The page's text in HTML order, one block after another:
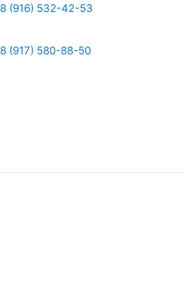
8 (916) 532-42-53
8 (917) 580-88-50